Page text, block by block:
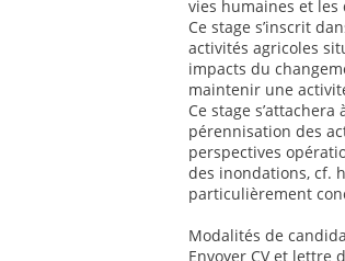
vies humaines et
Ce stage s’inscrit
activités agricoles
impacts du
maintenir une
Ce stage
pérennisation des
perspectives
des inondations, cf.
particulièrement
Modalités de
Envoyer CV et lettre